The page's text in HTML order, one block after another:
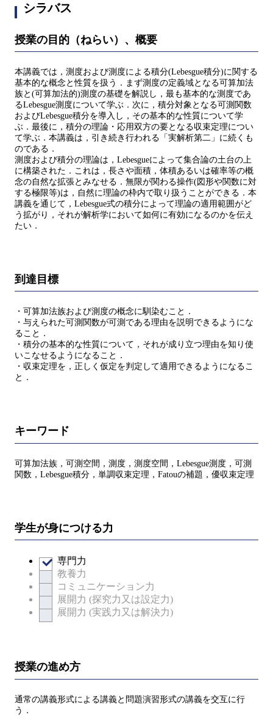
シラバス
授業の目的（ねらい）、概要
本講義では，測度および測度による積分(Lebesgue積分)に関する
基本的な概念と性質を扱う．まず測度の定義域となる可算加法
族と(可算加法的)測度の基礎を解説し，最も基本的な測度であ
るLebesgue測度について学ぶ．次に，積分対象となる可測関数
およびLebesgue積分を導入し，その基本的な性質について学
ぶ．最後に，積分の理論・応用双方の要となる収束定理につい
て学ぶ．本講義は，引き続き行われる「実解析第二」に続くも
のである．
測度および積分の理論は，Lebesgueによって集合論の土台の上
に構築された．これは，長さや面積，体積あるいは確率等の概
念の自然な拡張とみなせる．無限が関わる操作(図形や関数に対
する極限等)は，自然に理論の枠内で取り扱うことができる．本
講義を通じて，Lebesgue式の積分によって理論の適用範囲がど
う拡がり，それが解析学において如何に有効になるのかを伝え
たい．
到達目標
・可算加法族および測度の概念に馴染むこと．
・与えられた可測関数が可測である理由を説明できるようにな
ること．
・積分の基本的な性質について，それが成り立つ理由を知り使
いこなせるようになること．
・収束定理を，正しく仮定を判定して適用できるようになるこ
と．
キーワード
可算加法族，可測空間，測度，測度空間，Lebesgue測度，可測
関数，Lebesgue積分，単調収束定理，Fatouの補題，優収束定理
学生が身につける力
専門力
教養力
コミュニケーション力
展開力 (探究力又は設定力)
展開力 (実践力又は解決力)
授業の進め方
通常の講義形式による講義と問題演習形式の講義を交互に行
う．